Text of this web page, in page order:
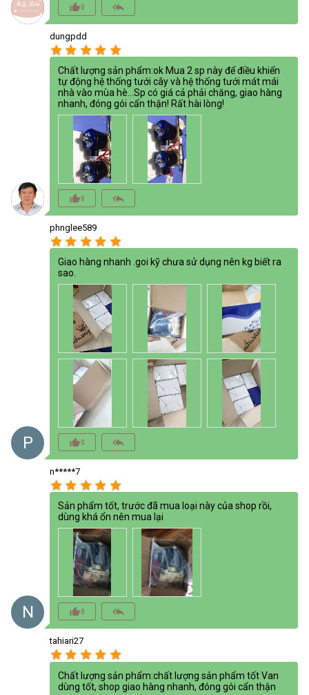
thumb_up_alt0 reply_all
dungpdd
star star star star star
Chất lượng sản phẩm:ok Mua 2 sp này để điều khiển
tự động hệ thống tưới cây và hệ thống tưới mát mái
nhà vào mùa hè...Sp có giá cả phải chăng, giao hàng
nhanh, đóng gói cẩn thận! Rất hài lòng!
thumb_up_alt0 reply_all
P
phnglee589
star star star star star
Giao hàng nhanh .goi kỹ chưa sử dụng nên kg biết ra
sao.
thumb_up_alt0 reply_all
N
n*****7
star star star star star
Sản phẩm tốt, trước đã mua loại này của shop rồi,
dùng khá ổn nên mua lại
thumb_up_alt0 reply_all
tahiari27
star star star star star
Chất lượng sản phẩm:chất lượng sản phẩm tốt Van
dùng tốt, shop giao hàng nhanh, đóng gói cẩn thận